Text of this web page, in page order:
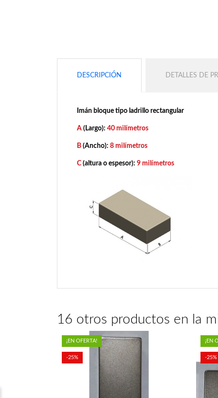
DESCRIPCIÓN DETALLES DE
Imán bloque tipo ladrillo rectangular
A (Largo): 40 milímetros
B (Ancho): 8 milímetros
C (altura o espesor): 9 milímetros
16 otros productos en la
¡EN OFERTA!
-25%
¡EN
-25%